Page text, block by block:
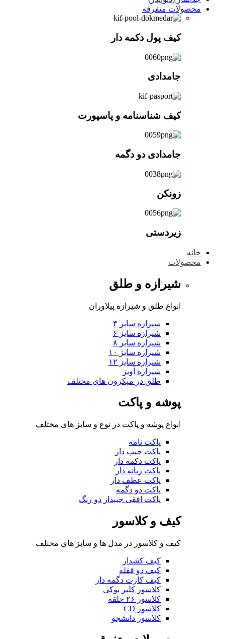
محصولات متفرقه
کیف پول دکمه دار
جامدادی
کیف شناسنامه و پاسپورت
جامدادی دو دگمه
زونکن
زیردستی
خانه
محصولات
شیرازه و طلق
انواع طلق و شیرازه پیلاوران
شیرازه سایز ۴
شیرازه سایز ۶
شیرازه سایز ۸
شیرازه سایز ۱۰
شیرازه سایز ۱۲
شیرازه آویز
طلق در میکرون های مختلف
پوشه و پاکت
انواع پوشه و پاکت در نوع و سایز های مختلف
پاکت نامه
پاکت جیب دار
پاکت دکمه دار
پاکت زبانه دار
پاکت عطف دار
پاکت دو دگمه
پاکت افقی جیبدار دو رنگ
کیف و کلاسور
کیف و کلاسور در مدل ها و سایز های مختلف
کیف کشدار
کیف دو قفله
کیف کارت دگمه دار
کلاسور کلیر بوکی
کلاسور ۲۶ حلقه
کلاسور CD
کلاسور دانشجو